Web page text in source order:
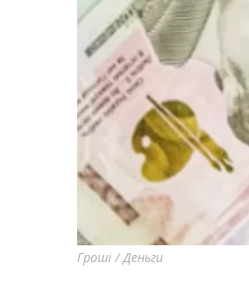
Гроші / Деньги